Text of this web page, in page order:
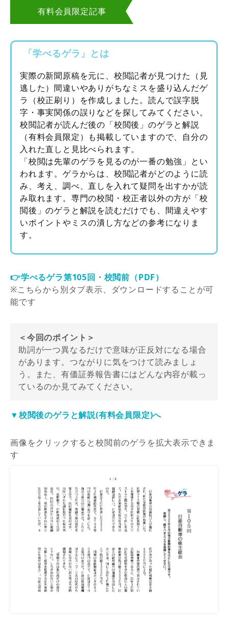
有料会員限定記事
「学べるゲラ」とは
実際の新聞原稿を元に、校閲記者が見つけた（見
逃した）間違いやありがちなミスを盛り込んだゲ
ラ（校正刷り）を作成しました。読んで誤字脱
字・事実関係の誤りなどを探してみてください。
校閲記者が読んだ後の「校閲後」のゲラと解説
（有料会員限定）も掲載していますので、自分の
入れた直しと見比べられます。
「校閲は先輩のゲラを見るのが一番の勉強」とい
われます。ゲラからは、校閲記者がどのように読
み、考え、調べ、直しを入れて疑問を出すかが読
み取れます。専門の校閲・校正者以外の方が「校
閲後」のゲラと解説を読むだけでも、間違えやす
いポイントやミスの潰し方などの参考になりま
す。
👉学べるゲラ第105回・校閲前（PDF）
※こちらから別タブ表示、ダウンロードすることが可
能です
＜今回のポイント＞
助詞が一つ異なるだけで意味が正反対になる場合
があります。つながりに気をつけて読みましょ
う。また、有価証券報告書にはどんな内容が載っ
ているのか見てみてください。
▼校閲後のゲラと解説(有料会員限定)へ
画像をクリックすると校閲前のゲラを拡大表示できま
す